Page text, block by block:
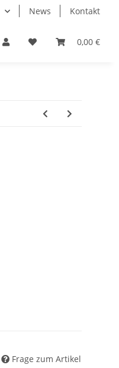
News Kontakt
0,00 €
Frage zum Artikel